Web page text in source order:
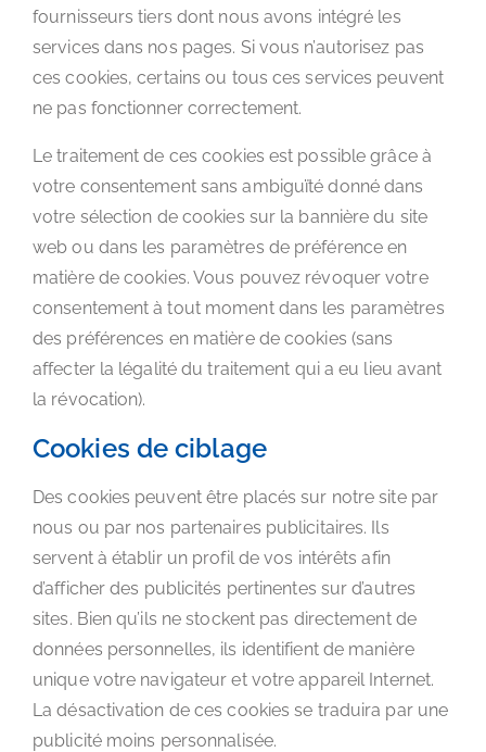
fournisseurs tiers dont nous avons intégré les
services dans nos pages. Si vous n’autorisez pas
ces cookies, certains ou tous ces services peuvent
ne pas fonctionner correctement.
Le traitement de ces cookies est possible grâce à
votre consentement sans ambiguïté donné dans
votre sélection de cookies sur la bannière du site
web ou dans les paramètres de préférence en
matière de cookies. Vous pouvez révoquer votre
consentement à tout moment dans les paramètres
des préférences en matière de cookies (sans
affecter la légalité du traitement qui a eu lieu avant
la révocation).
Cookies de ciblage
Des cookies peuvent être placés sur notre site par
nous ou par nos partenaires publicitaires. Ils
servent à établir un profil de vos intérêts afin
d’afficher des publicités pertinentes sur d’autres
sites. Bien qu’ils ne stockent pas directement de
données personnelles, ils identifient de manière
unique votre navigateur et votre appareil Internet.
La désactivation de ces cookies se traduira par une
publicité moins personnalisée.